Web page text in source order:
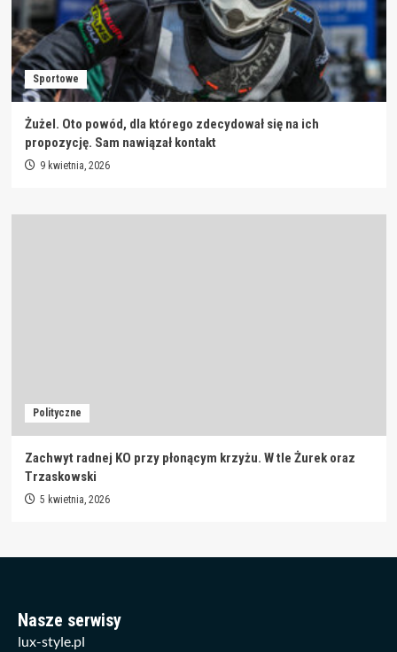
Sportowe
Żużel. Oto powód, dla którego zdecydował się na ich
propozycję. Sam nawiązał kontakt
9 kwietnia, 2026
Polityczne
Zachwyt radnej KO przy płonącym krzyżu. W tle Żurek oraz
Trzaskowski
5 kwietnia, 2026
Nasze serwisy
lux-style.pl